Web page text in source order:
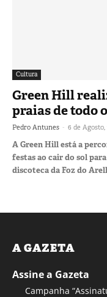
Cultura
Green Hill
praias de todo
Pedro Antunes - 6 de Agosto,
A Green Hill está a
festas ao cair do sol
discoteca da Foz do
A GAZETA
Assine a Gazeta
Campanha